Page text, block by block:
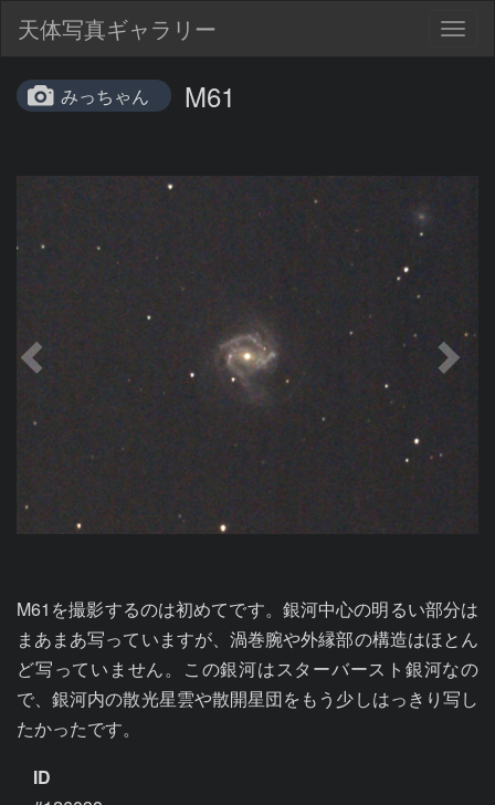
天体写真ギャラリー
みっちゃん M61
M61を撮影するのは初めてです。銀河中心の明るい部分は
まあまあ写っていますが、渦巻腕や外縁部の構造はほとん
ど写っていません。この銀河はスターバースト銀河なの
で、銀河内の散光星雲や散開星団をもう少しはっきり写し
たかったです。
ID